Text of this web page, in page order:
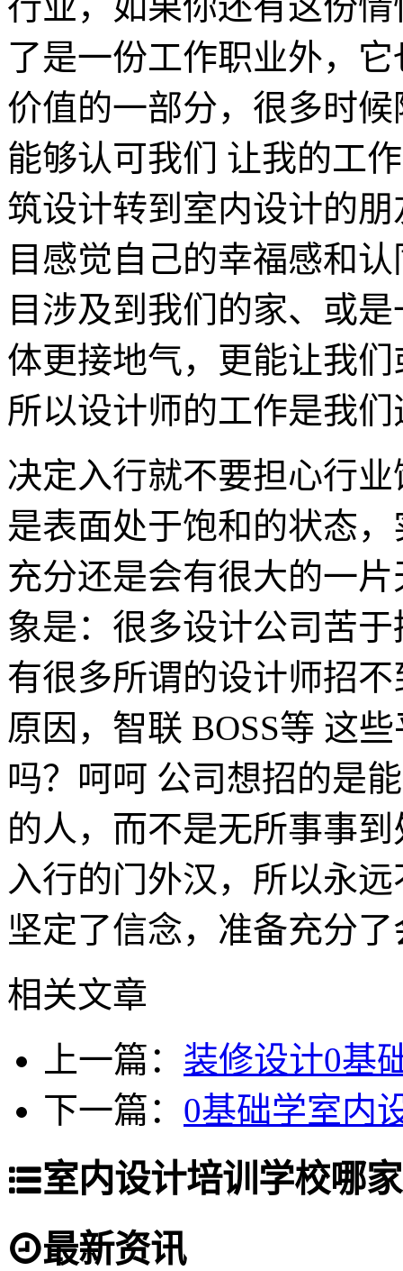
了是一份工作职业外，
价值的一部分，很多时
能够认可我们 让我的工
筑设计转到室内设计的
目感觉自己的幸福感和
目涉及到我们的家、或
体更接地气，更能让我
所以设计师的工作是我
决定入行就不要担心行
是表面处于饱和的状态
充分还是会有很大的一
象是：很多设计公司苦
有很多所谓的设计师招
原因，智联 BOSS等 这
吗？呵呵 公司想招的是
的人，而不是无所事事
入行的门外汉，所以永
坚定了信念，准备充分
相关文章
上一篇： 装修设计0基
下一篇： 0基础学室内
室内设计培训学校哪
最新资讯